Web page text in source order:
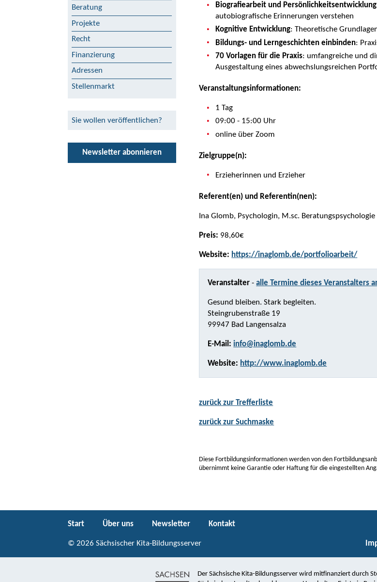
Beratung
Projekte
Recht
Finanzierung
Adressen
Stellenmarkt
Sie wollen veröffentlichen?
Newsletter abonnieren
Biografiearbeit und Persönlichkeitsentwicklung
autobiografische Erinnerungen verstehen
Kognitive Entwicklung: Theoretische
Bildungs- und Lerngeschichten einbinden:
70 Vorlagen für die Praxis: umfangreiche und
Ausgestaltung eines abwechslungsreichen
Veranstaltungsinformationen:
1 Tag
09:00 - 15:00 Uhr
online über Zoom
Zielgruppe(n):
Erzieherinnen und Erzieher
Referent(en) und Referentin(nen):
Ina Glomb, Psychologin, M.sc. Beratungspsychologie
Preis: 98,60€
Website: https://inaglomb.de/portfolioarbeit/
Veranstalter -alle Termine dieses Veranstalters
Gesund bleiben. Stark begleiten.
Steingrubenstraße 19
99947 Bad Langensalza
E-Mail: info@inaglomb.de
Website: http://www.inaglomb.de
zurück zur Trefferliste
zurück zur Suchmaske
Diese Fortbildungsinformationen werden von den
übernimmt keine Garantie oder Haftung für die eingestellten
Start Über uns Newsletter Kontakt
© 2026 Sächsischer Kita-Bildungsserver
Der Sächsische Kita-Bildungsserver wird mitfinanziert durch